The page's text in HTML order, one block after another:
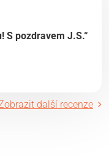
S pozdravem J.S.“
další recenze